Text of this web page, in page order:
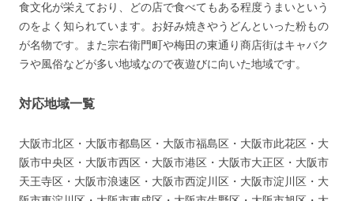
食文化が栄えており、どの店で食べてもある程度うまいという
のをよく知られています。お好み焼きやうどんといった粉もの
が名物です。また宗右衛門町や梅田の東通り商店街はキャバク
ラや風俗などが多い地域なので夜遊びに向いた地域です。
対応地域一覧
大阪市北区・大阪市都島区・大阪市福島区・大阪市此花区・大
阪市中央区・大阪市西区・大阪市港区・大阪市大正区・大阪市
天王寺区・大阪市浪速区・大阪市西淀川区・大阪市淀川区・大